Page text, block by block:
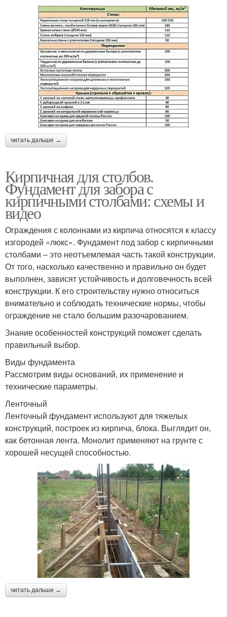
читать дальше →
Кирпичная для столбов.
Фундамент для забора с
кирпичными столбами: схемы и
видео
Ограждения с колоннами из кирпича относятся к классу
изгородей «люкс». Фундамент под забор с кирпичными
столбами – это неотъемлемая часть такой конструкции.
От того, насколько качественно и правильно он будет
выполнен, зависят устойчивость и долговечность всей
конструкции. К его строительству нужно относиться
внимательно и соблюдать технические нормы, чтобы
ограждение не стало большим разочарованием.
Знание особенностей конструкций поможет сделать
правильный выбор.
Виды фундамента
Рассмотрим виды оснований, их применение и
технические параметры.
Ленточный
Ленточный фундамент используют для тяжелых
конструкций, построек из кирпича, блока. Выглядит он,
как бетонная лента. Монолит применяют на грунте с
хорошей несущей способностью.
читать дальше →